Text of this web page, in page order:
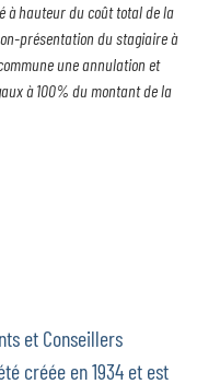
à hauteur du coût total de la
présentation du stagiaire à
une annulation et
à 100% du montant de la
et Conseillers
créée en 1934 et est